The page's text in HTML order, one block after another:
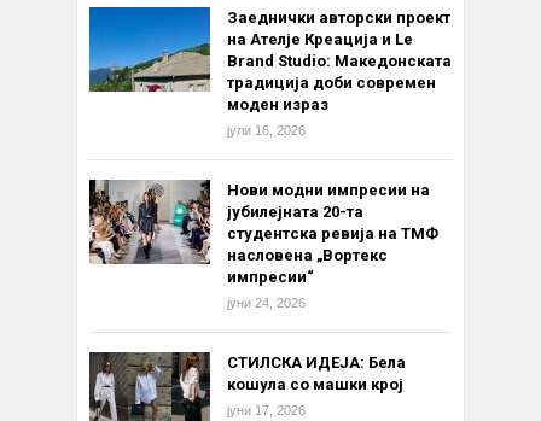
Заеднички авторски проект
на Ателје Креација и Le
Brand Studio: Македонската
традиција доби современ
моден израз
јули 16, 2026
Нови модни импресии на
јубилејната 20-та
студентска ревија на ТМФ
насловена „Вортекс
импресии“
јуни 24, 2026
СТИЛСКА ИДЕЈА: Бела
кошула со машки крој
јуни 17, 2026